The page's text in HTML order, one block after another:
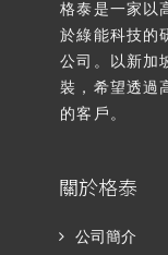
格泰是一家以
於綠能科技的
公司。以新加
裝，希望透過
的客戶。
關於格泰
公司簡介